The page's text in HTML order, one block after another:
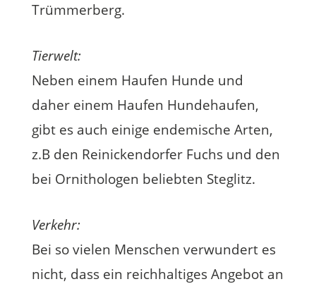
Trümmerberg.
Tierwelt:
Neben einem Haufen Hunde und
daher einem Haufen Hundehaufen,
gibt es auch einige endemische Arten,
z.B den Reinickendorfer Fuchs und den
bei Ornithologen beliebten Steglitz.
Verkehr:
Bei so vielen Menschen verwundert es
nicht, dass ein reichhaltiges Angebot an